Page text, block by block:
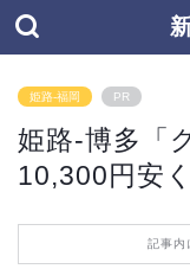
姫路-福岡 PR
姫路-博多「
10,300円安
記事内